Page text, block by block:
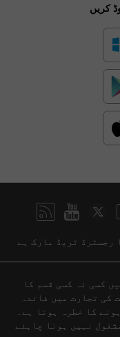
کریں
رجسٹرڈ ٹریڈ مارک ہے
کسی نہ کسی قسم کا
تجارت میں فائدہ
کا خطرہ ہوتا ہے۔
نہیں ہونا چاہئے